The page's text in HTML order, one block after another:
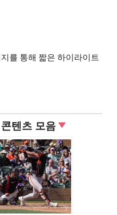
를 통해 짧은 하이라이트
텐츠 모음